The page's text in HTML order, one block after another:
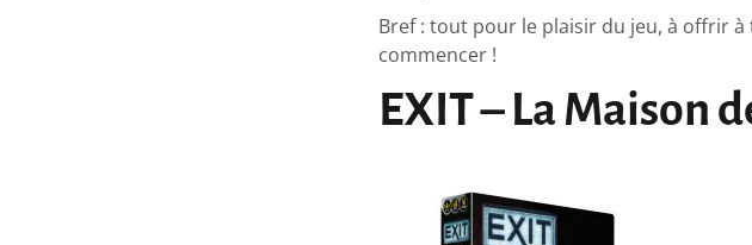
Bref : tout pour le plaisir du jeu, à offrir
commencer !
EXIT – La Maison